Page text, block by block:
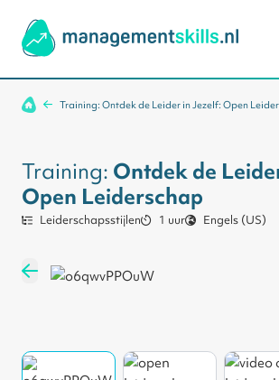
Training: Ontdek de Leider in Jezelf: Open
Training: Ontdek de
Open Leiderschap
Leiderschapsstijlen 1 uur Engels (US)